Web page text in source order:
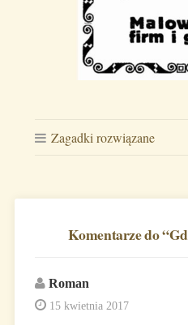
Zagadki rozwiązane
Komentarze do “
Roman
15 kwietnia 2017